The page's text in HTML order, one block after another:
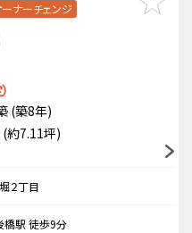
ーナーチェンジ
(築8年)
約7.11坪)
２丁目
橋駅 徒歩9分